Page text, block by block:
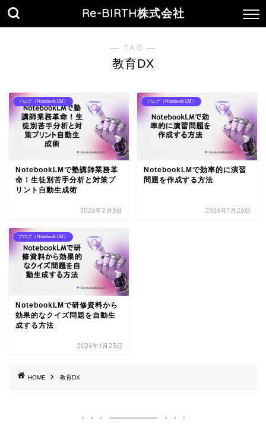
Re-BIRTH株式会社
― TAG ―
教育DX
ブログ（Notebook LM）
NotebookLMで塾講師業務革
命！生徒別苦手分析と対策プ
リント自動生成術
2026年2月5日
ブログ（Notebook LM）
NotebookLMで効率的に演習
問題を作成する方法
2026年1月26日
ブログ（Notebook LM）
NotebookLMで研修資料から
効果的なクイズ問題を自動生
成する方法
2026年1月23日
HOME 教育DX